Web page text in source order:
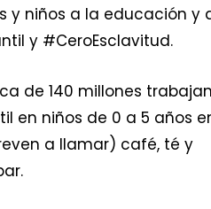
y niños a la educación y
y #CeroEsclavitud.
de 140 millones
en niños de 0 a 5 años
a llamar) café, té y